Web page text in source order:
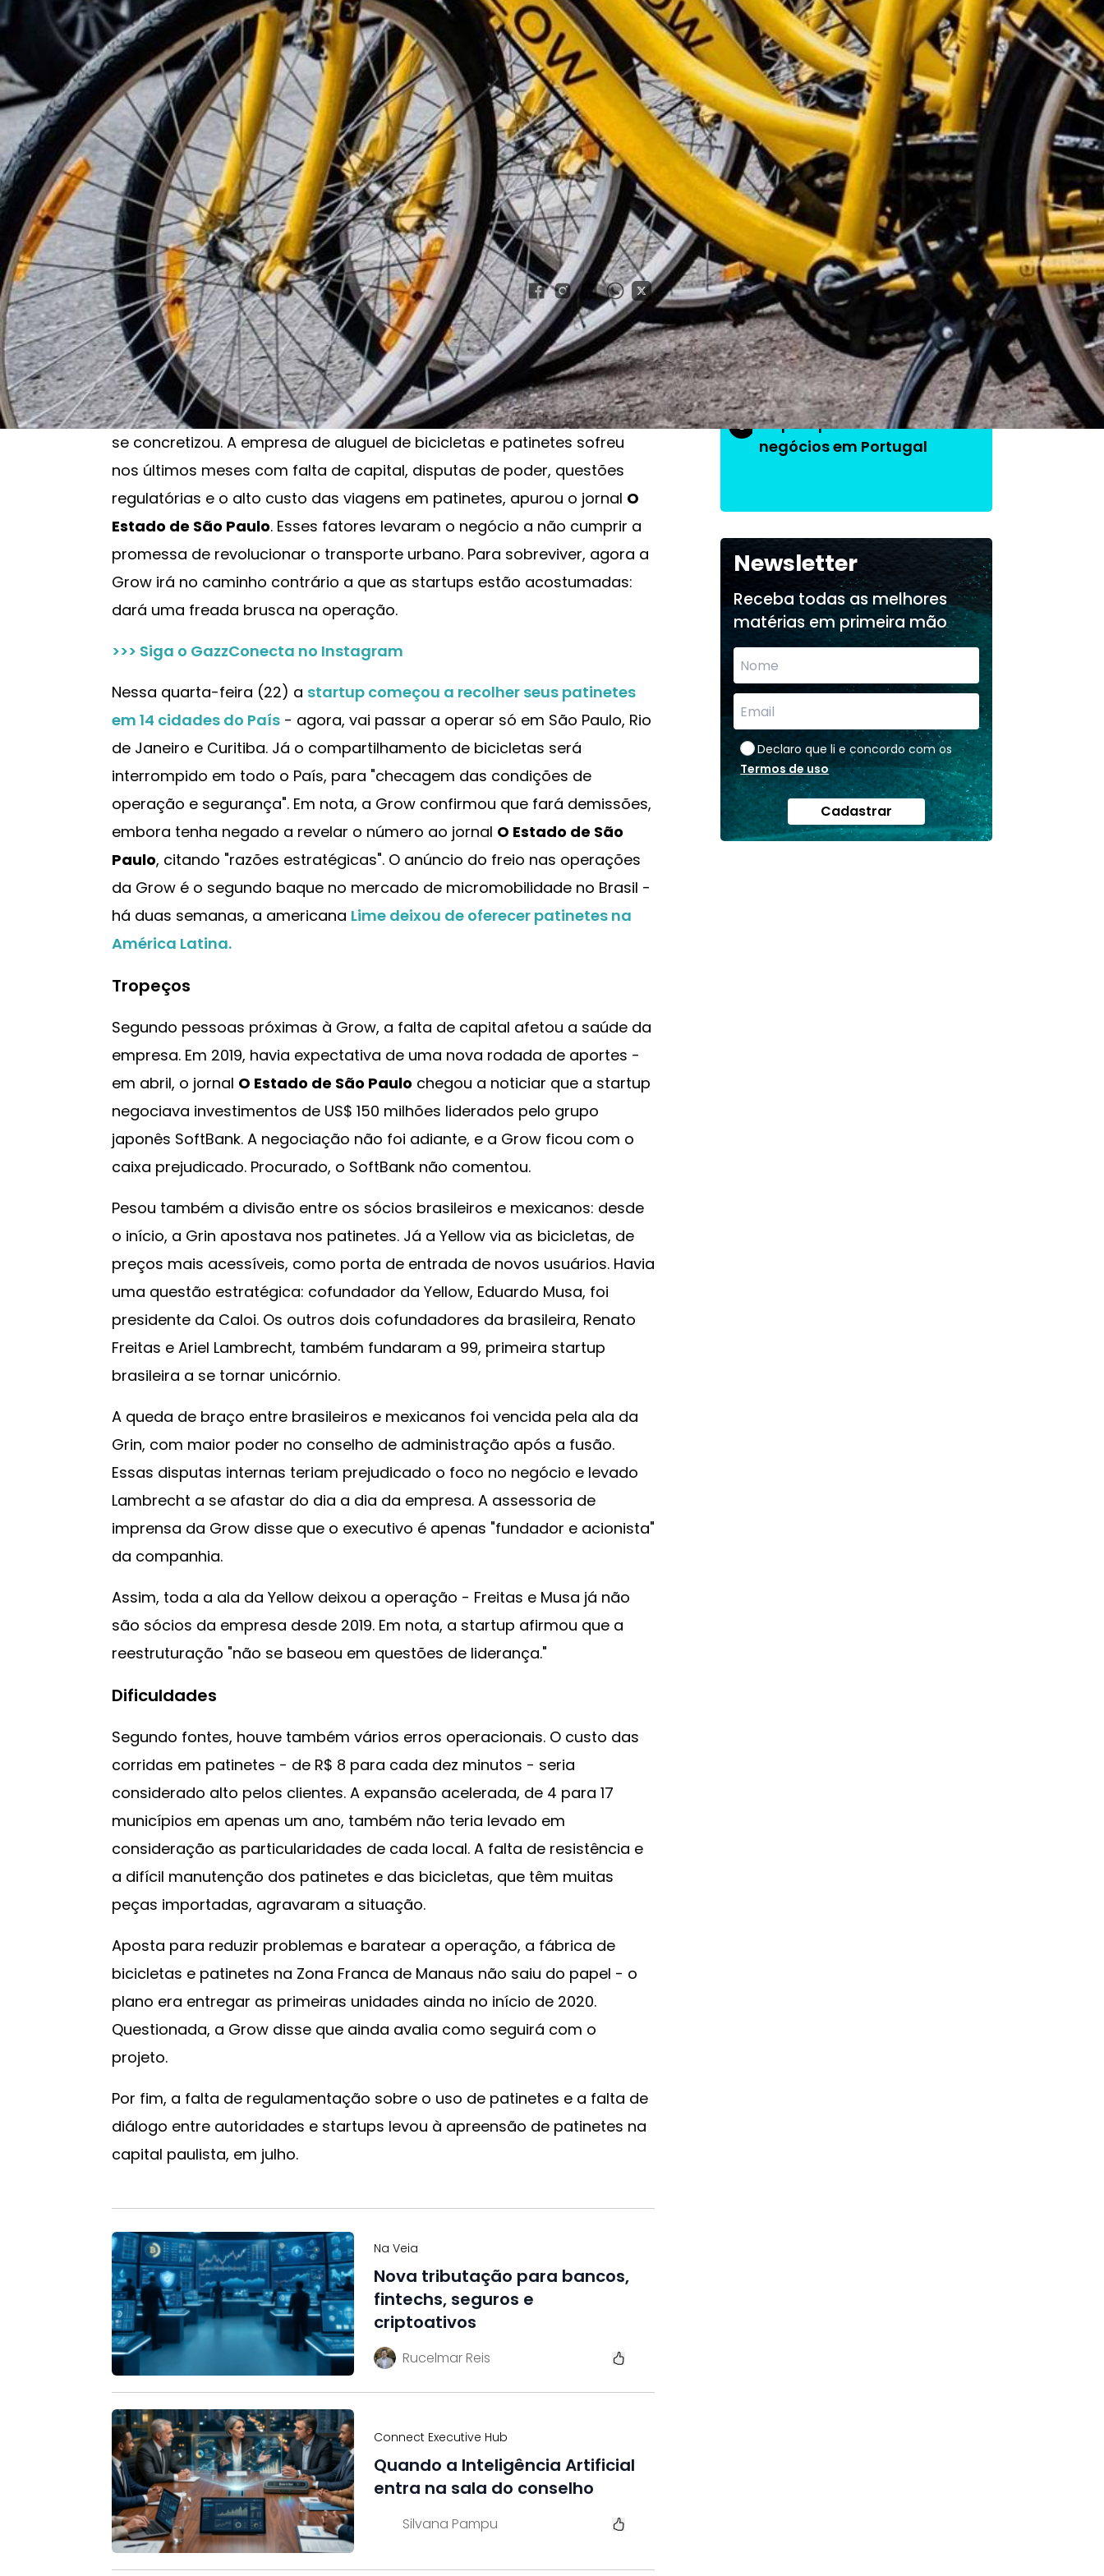
Mobilidade
Crise e brigas internas, o que está por trás
do fim da Yellow no Brasil
Agência Estado
23/01/2020 16:27
Criada há um ano, a partir da fusão da mexicana Grin com a brasileira
Yellow, a startup de mobilidade Grow nasceu já com a expectativa de se
tornar rapidamente um "unicórnio" - como são conhecidas as empresas
de tecnologia avaliadas em pelo menos US$ 1 bilhão. Mas a ambição não
se concretizou. A empresa de aluguel de bicicletas e patinetes sofreu
nos últimos meses com falta de capital, disputas de poder, questões
regulatórias e o alto custo das viagens em patinetes, apurou o jornal O
Estado de São Paulo. Esses fatores levaram o negócio a não cumprir a
promessa de revolucionar o transporte urbano. Para sobreviver, agora a
Grow irá no caminho contrário a que as startups estão acostumadas:
dará uma freada brusca na operação.
>>> Siga o GazzConecta no Instagram
Nessa quarta-feira (22) a startup começou a recolher seus patinetes
em 14 cidades do País - agora, vai passar a operar só em São Paulo, Rio
de Janeiro e Curitiba. Já o compartilhamento de bicicletas será
interrompido em todo o País, para "checagem das condições de
operação e segurança". Em nota, a Grow confirmou que fará demissões,
embora tenha negado a revelar o número ao jornal O Estado de São
Paulo, citando "razões estratégicas". O anúncio do freio nas operações
da Grow é o segundo baque no mercado de micromobilidade no Brasil -
há duas semanas, a americana Lime deixou de oferecer patinetes na
América Latina.
Tropeços
Segundo pessoas próximas à Grow, a falta de capital afetou a saúde da
empresa. Em 2019, havia expectativa de uma nova rodada de aportes -
em abril, o jornal O Estado de São Paulo chegou a noticiar que a startup
negociava investimentos de US$ 150 milhões liderados pelo grupo
japonês SoftBank. A negociação não foi adiante, e a Grow ficou com o
caixa prejudicado. Procurado, o SoftBank não comentou.
Pesou também a divisão entre os sócios brasileiros e mexicanos: desde
o início, a Grin apostava nos patinetes. Já a Yellow via as bicicletas, de
preços mais acessíveis, como porta de entrada de novos usuários. Havia
uma questão estratégica: cofundador da Yellow, Eduardo Musa, foi
presidente da Caloi. Os outros dois cofundadores da brasileira, Renato
Freitas e Ariel Lambrecht, também fundaram a 99, primeira startup
brasileira a se tornar unicórnio.
A queda de braço entre brasileiros e mexicanos foi vencida pela ala da
Grin, com maior poder no conselho de administração após a fusão.
Essas disputas internas teriam prejudicado o foco no negócio e levado
Lambrecht a se afastar do dia a dia da empresa. A assessoria de
imprensa da Grow disse que o executivo é apenas "fundador e acionista"
da companhia.
Assim, toda a ala da Yellow deixou a operação - Freitas e Musa já não
são sócios da empresa desde 2019. Em nota, a startup afirmou que a
reestruturação "não se baseou em questões de liderança."
Dificuldades
Segundo fontes, houve também vários erros operacionais. O custo das
corridas em patinetes - de R$ 8 para cada dez minutos - seria
considerado alto pelos clientes. A expansão acelerada, de 4 para 17
municípios em apenas um ano, também não teria levado em
consideração as particularidades de cada local. A falta de resistência e
a difícil manutenção dos patinetes e das bicicletas, que têm muitas
peças importadas, agravaram a situação.
Aposta para reduzir problemas e baratear a operação, a fábrica de
bicicletas e patinetes na Zona Franca de Manaus não saiu do papel - o
plano era entregar as primeiras unidades ainda no início de 2020.
Questionada, a Grow disse que ainda avalia como seguirá com o
projeto.
Por fim, a falta de regulamentação sobre o uso de patinetes e a falta de
diálogo entre autoridades e startups levou à apreensão de patinetes na
capital paulista, em julho.
Na Veia
Nova tributação para bancos,
fintechs, seguros e
criptoativos
Rucelmar Reis
Connect Executive Hub
Quando a Inteligência Artificial
entra na sala do conselho
Silvana Pampu
As mais lidas da
semana
1
Do produto ao ecossistema:
como empresas estão
criando vantagem
competitiva
2
Fim da Era do "Boa Gente"
na Empresa
3
O que aprendi fazendo
negócios em Portugal
Newsletter
Receba todas as melhores
matérias em primeira mão
Declaro que li e concordo com os
Termos de uso
Cadastrar